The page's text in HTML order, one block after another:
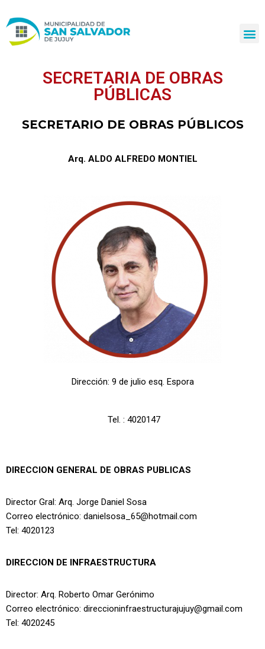
al
SECRETARIA DE OBRAS
PÚBLICAS
SECRETARIO DE OBRAS PÚBLICOS
Arq. ALDO ALFREDO MONTIEL
Dirección: 9 de julio esq. Espora
Tel. : 4020147
DIRECCION GENERAL DE OBRAS PUBLICAS
Director Gral: Arq. Jorge Daniel Sosa
Correo electrónico: danielsosa_65@hotmail.com
Tel: 4020123
DIRECCION DE INFRAESTRUCTURA
Director: Arq. Roberto Omar Gerónimo
Correo electrónico: direccioninfraestructurajujuy@gmail.com
Tel: 4020245